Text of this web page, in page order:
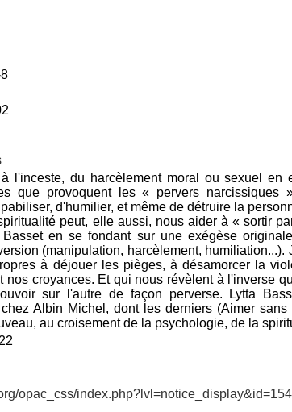
l'inceste, du harcèlement moral ou sexuel en
que provoquent les « pervers
d'humilier, et même de détruire la
peut, elle aussi, nous aider à « sortir
en se fondant sur une exégèse
(manipulation, harcèlement,
à déjouer les pièges, à désamorcer la
nos croyances. Et qui nous révèlent à l'inverse
sur l'autre de façon perverse. Lytta
Albin Michel, dont les derniers (Aimer
au croisement de la psychologie, de la
opac_css/